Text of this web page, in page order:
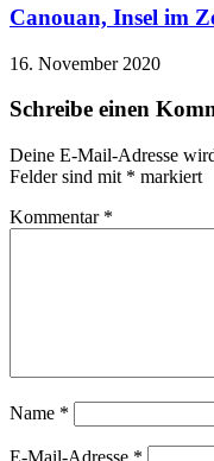
Canouan, Insel im
16. November 2020
Schreibe einen
Deine E-Mail-Adresse
Felder sind mit * markiert
Kommentar *
Name *
E-Mail-Adresse *